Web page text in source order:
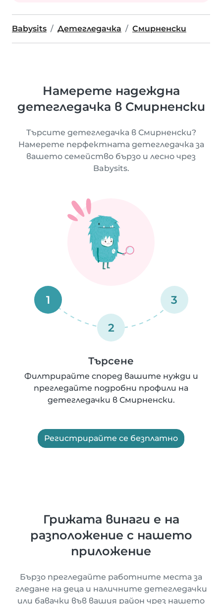
Babysits Детегледачка Смирненски
Намерете надеждна
детегледачка в Смирненски
Търсите детегледачка в Смирненски?
Намерете перфектната детегледачка за
вашето семейство бързо и лесно чрез
Babysits.
1
2
3
Търсене
Филтрирайте според вашите нужди и
прегледайте подробни профили на
детегледачки в Смирненски.
Регистрирайте се безплатно
Грижата винаги е на
разположение с нашето
приложение
Бързо прегледайте работните места за
гледане на деца и наличните детегледачки
или бавачки във вашия район чрез нашето